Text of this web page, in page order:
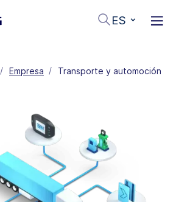
ES
Empresa Transporte y automoción